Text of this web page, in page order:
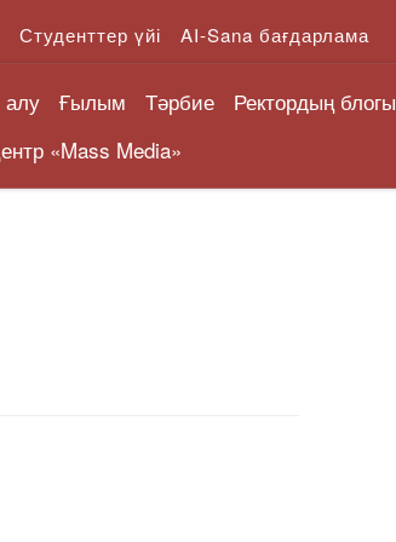
Студенттер үйі AI-Sana бағдарлама
алу Ғылым Тәрбие Ректордың блогы
«Mass Media»